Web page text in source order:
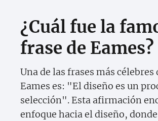
¿Cuál fue la
frase de Eames?
Una de las frases más célebres
Eames es: "El diseño es un
selección". Esta afirmación
enfoque hacia el diseño,